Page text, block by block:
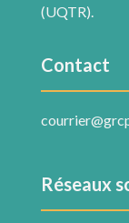
(UQTR).
Contact
Réseaux